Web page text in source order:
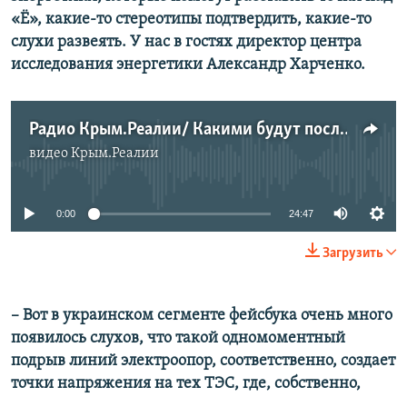
«Ё», какие-то стереотипы подтвердить, какие-то
слухи развеять. У нас в гостях директор центра
исследования энергетики Александр Харченко.
Радио Крым.Реалии/ Какими будут последствия «энергетической блокады» полуострова?
видеоКрым.Реалии
0:00 24:47
Загрузить
– Вот в украинском сегменте фейсбука очень много
появилось слухов, что такой одномоментный
подрыв линий электроопор, соответственно, создает
точки напряжения на тех ТЭС, где, собственно,